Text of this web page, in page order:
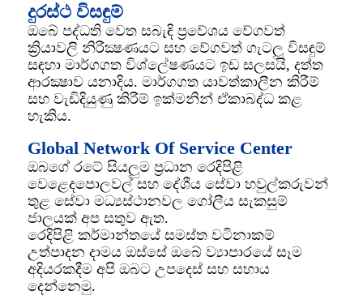
දුරස්ථ විසඳුම්
ඔබේ පද්ධති වෙත සබැඳි ප්‍රවේශය වේගවත්
ක්‍රියාවලි නිරීක්‍ෂණයට සහ වේගවත් ගැටලු විසඳුම්
සඳහා මාර්ගගත විශ්ලේෂණයට ඉඩ සලසයි, දත්ත
ආරක්‍ෂාව යනාදිය. මාර්ගගත යාවත්කාලීන කිරීම්
සහ වැඩිදියුණු කිරීම් ඉක්මනින් ඒකාබද්ධ කළ
හැකිය.
Global Network Of Service Center
ඔබගේ රටේ සියලුම ප්‍රධාන රෙදිපිළි
වෙළෙදපොලවල් සහ දේශීය සේවා හවුල්කරුවන්
තුළ සේවා මධ්‍යස්ථානවල ගෝලීය සැකසුම්
ජාලයක් අප සතුව ඇත.
රෙදිපිළි කර්මාන්තයේ සමස්ත වටිනාකම්
උත්පාදන දාමය ඔස්සේ ඔබේ ව්‍යාපාරයේ සෑම
අදියරකදීම අපි ඔබට උපදෙස් සහ සහාය
දෙන්නෙමු.